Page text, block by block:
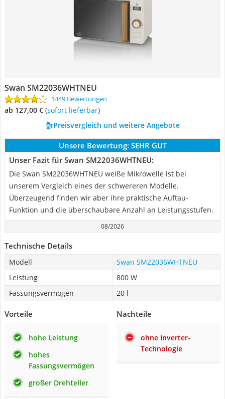
Swan SM22036WHTNEU
1449 Bewertungen
ab 127,00 € ( Sofort lieferbar)
Preisvergleich und weitere Angebote
Unsere Bewertung: SEHR GUT
Unser Fazit für Swan SM22036WHTNEU:
Die Swan SM22036WHTNEU weiße Mikrowelle ist bei
unserem Vergleich eines der schwereren Modelle.
Überzeugend finden wir aber ihre praktische Auftau-
Funktion und die überschaubare Anzahl an Leistungsstufen.
08/2026
Technische Details
Modell
Swan SM22036WHTNEU
Leistung
800 W
Fassungsvermögen
20 l
Vorteile
hohe Leistung
hohes
Fassungsvermögen
großer Drehteller
Nachteile
ohne Inverter-
Technologie